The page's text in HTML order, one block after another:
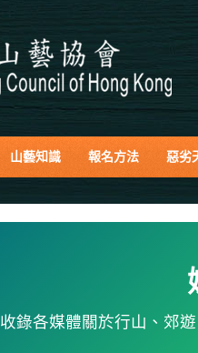
山藝知識 報名方法 惡劣
收錄各媒體關於行山、郊